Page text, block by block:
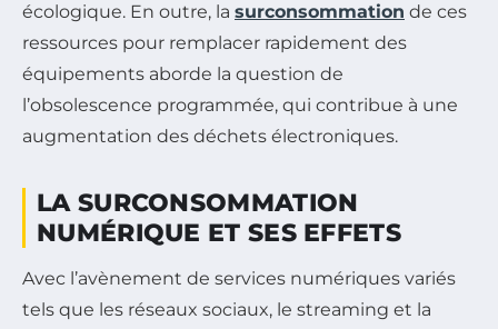
écologique. En outre, la surconsommation de ces
ressources pour remplacer rapidement des
équipements aborde la question de
l’obsolescence programmée, qui contribue à une
augmentation des déchets électroniques.
LA SURCONSOMMATION
NUMÉRIQUE ET SES EFFETS
Avec l’avènement de services numériques variés
tels que les réseaux sociaux, le streaming et la